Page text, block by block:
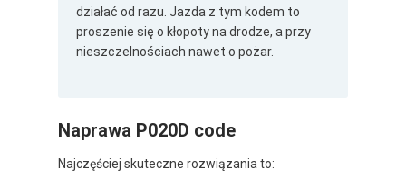
działać od razu. Jazda z tym kodem to
proszenie się o kłopoty na drodze, a przy
nieszczelnościach nawet o pożar.
Naprawa P020D code
Najczęściej skuteczne rozwiązania to: